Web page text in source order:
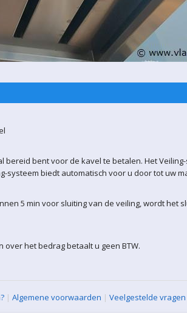
bent voor de kavel te betalen. Het
biedt automatisch voor u door tot uw
5 min voor sluiting van de veiling, wordt het
over het bedrag betaalt u geen BTW.
| Algemene voorwaarden | Veelgestelde vragen